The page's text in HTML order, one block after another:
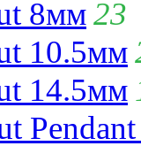
8мм23
10.5мм
14.5мм